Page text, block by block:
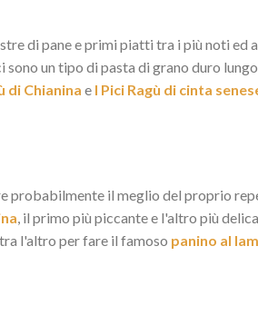
di pane e primi piatti tra i più noti
sono un tipo di pasta di grano duro
di Chianina e I Pici Ragù di cinta
probabilmente il meglio del proprio
, il primo più piccante e l'altro più
l'altro per fare il famoso panino al